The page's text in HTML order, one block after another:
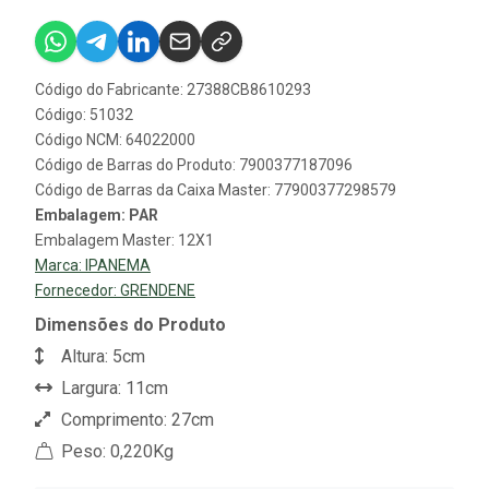
Código do Fabricante: 27388CB8610293
Código: 51032
Código NCM: 64022000
Código de Barras do Produto: 7900377187096
Código de Barras da Caixa Master: 77900377298579
Embalagem: PAR
Embalagem Master: 12X1
Marca: IPANEMA
Fornecedor: GRENDENE
Dimensões do Produto
Altura: 5cm
Largura: 11cm
Comprimento: 27cm
Peso: 0,220Kg